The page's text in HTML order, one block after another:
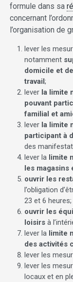
formule dans sa
concernant
l’organisation de
lever les
notamment
domicile et
travail ;
lever la limite
pouvant
familial et
lever la limite
participant à
des
lever la limite
les
ouvrir les
l’obligation
23 et 6 heures;
ouvrir les
loisirs à
lever la limite
des activités
lever les
lever les
locaux et en